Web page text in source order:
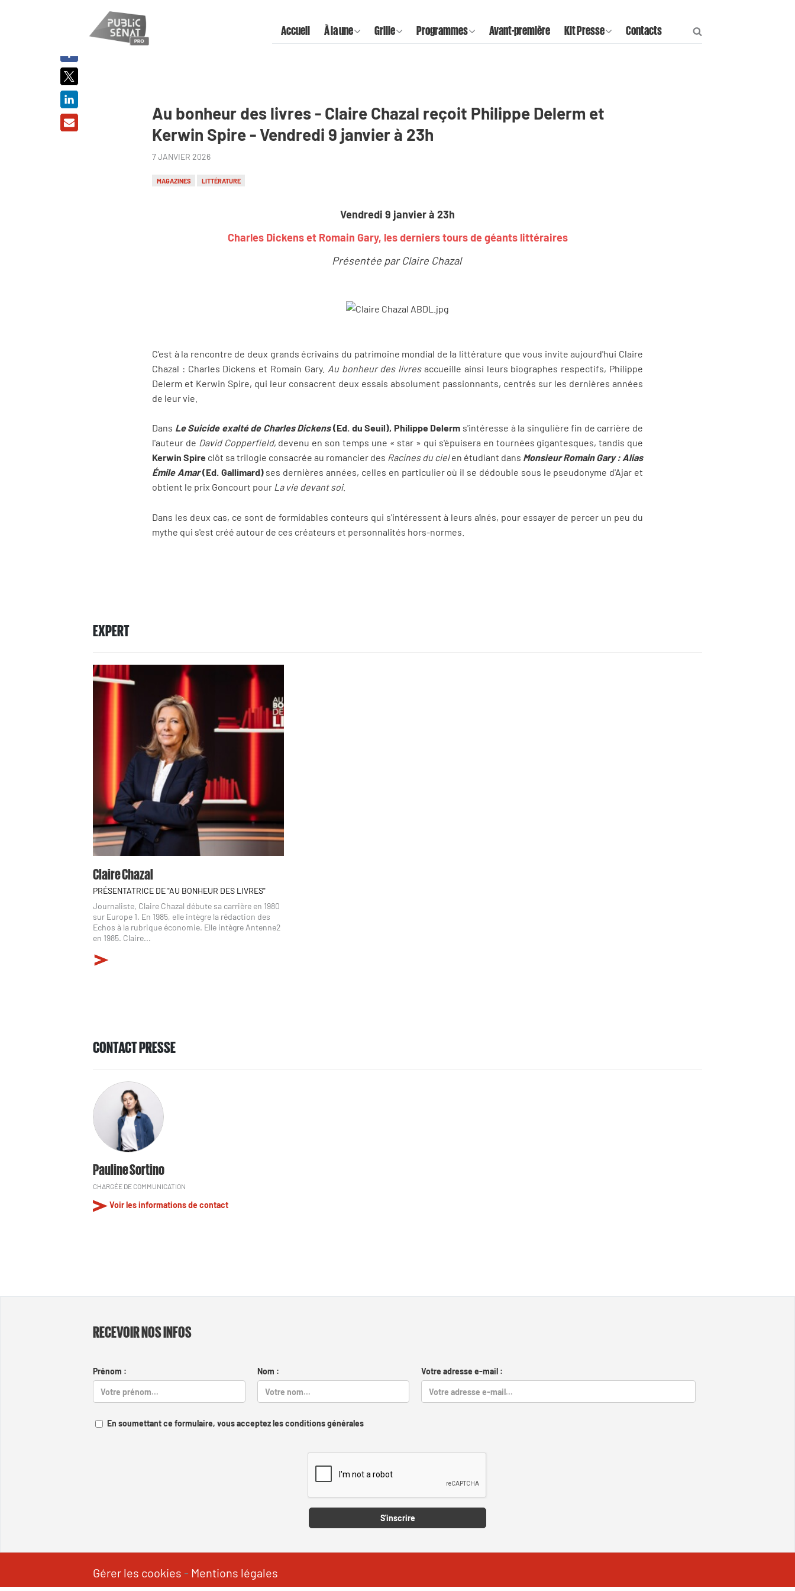
Accueil À la une Grille Programmes Avant-première Kit Presse Contacts
Au bonheur des livres - Claire Chazal reçoit Philippe Delerm et
Kerwin Spire - Vendredi 9 janvier à 23h
7 JANVIER 2026
MAGAZINES LITTÉRATURE
Vendredi 9 janvier à 23h
Charles Dickens et Romain Gary, les derniers tours de géants littéraires
Présentée par Claire Chazal
C'est à la rencontre de deux grands écrivains du patrimoine mondial de la littérature que vous invite aujourd'hui Claire
Chazal : Charles Dickens et Romain Gary. Au bonheur des livresaccueille ainsi leurs biographes respectifs, Philippe
Delerm et Kerwin Spire, qui leur consacrent deux essais absolument passionnants, centrés sur les dernières années
de leur vie.
Dans Le Suicide exalté de Charles Dickens(Ed. du Seuil), Philippe Delerm s'intéresse à la singulière fin de carrière de
l'auteur de David Copperfield, devenu en son temps une « star » qui s'épuisera en tournées gigantesques, tandis que
Kerwin Spire clôt sa trilogie consacrée au romancier des Racines du cielen étudiant dans Monsieur Romain Gary : Alias
Émile Amar(Ed. Gallimard)ses dernières années, celles en particulier où il se dédouble sous le pseudonyme d'Ajar et
obtient le prix Goncourt pour La vie devant soi.
Dans les deux cas, ce sont de formidables conteurs qui s'intéressent à leurs aînés, pour essayer de percer un peu du
mythe qui s'est créé autour de ces créateurs et personnalités hors-normes.
EXPERT
Claire Chazal
PRÉSENTATRICE DE "AU BONHEUR DES LIVRES"
Journaliste, Claire Chazal débute sa carrière en 1980
sur Europe 1. En 1985, elle intègre la rédaction des
Echos à la rubrique économie. Elle intègre Antenne2
en 1985. Claire...
CONTACT PRESSE
Pauline Sortino
CHARGÉE DE COMMUNICATION
Voir les informations de contact
RECEVOIR NOS INFOS
Prénom : Nom : Votre adresse e-mail :
En soumettant ce formulaire, vous acceptez les conditions générales
S'inscrire
Gérer les cookies - Mentions légales